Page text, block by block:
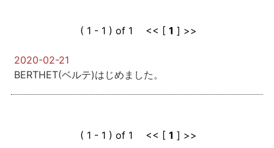
( 1 - 1 ) of 1 << [ 1 ] >>
2020-02-21
BERTHET(ベルテ)はじめました。
( 1 - 1 ) of 1 << [ 1 ] >>